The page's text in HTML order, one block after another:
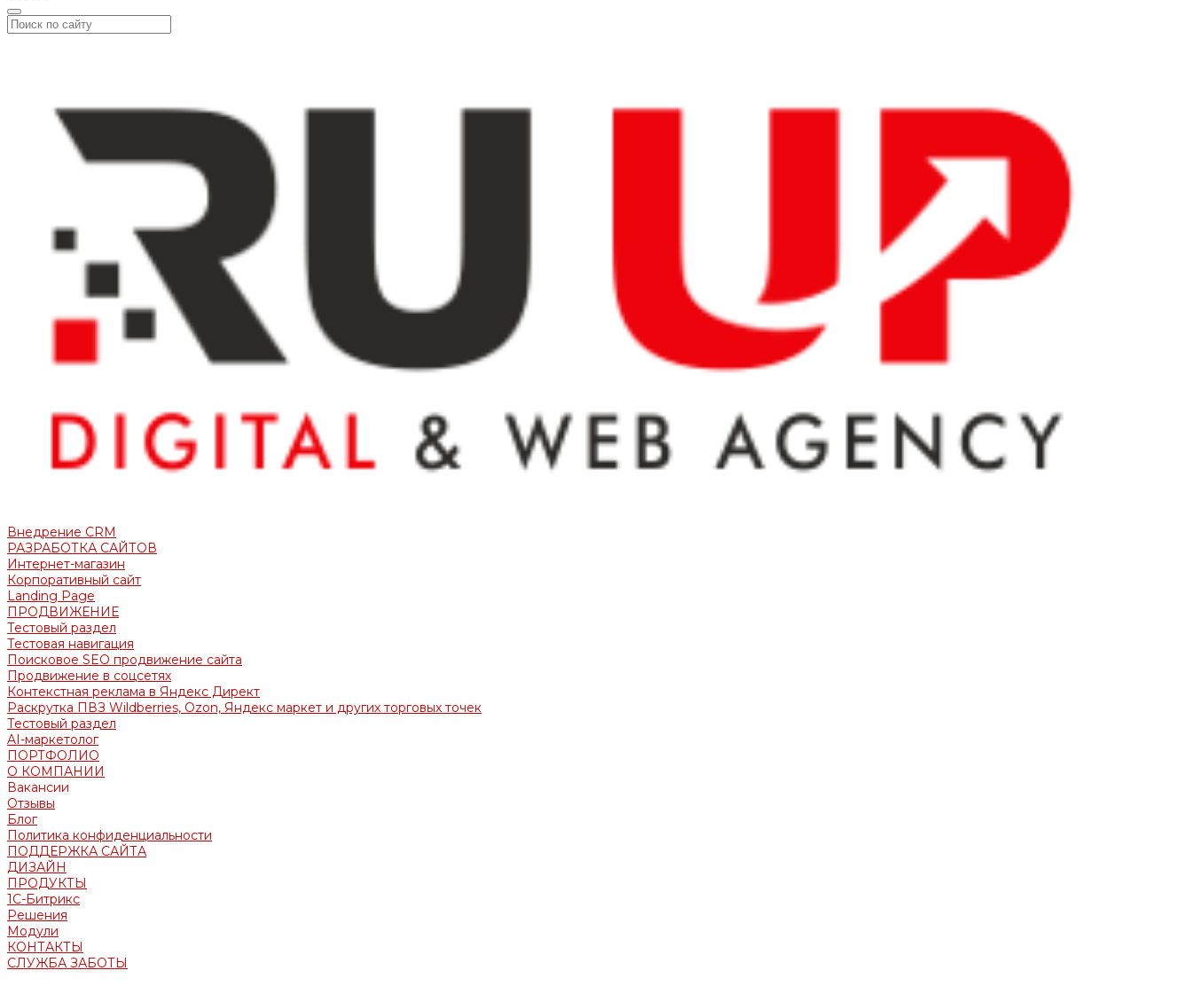
Внедрение CRM
РАЗРАБОТКА САЙТОВ
Интернет-магазин
Корпоративный сайт
Landing Page
ПРОДВИЖЕНИЕ
Тестовый раздел
Тестовая навигация
Поисковое SEO продвижение сайта
Продвижение в соцсетях
Контекстная реклама в Яндекс Директ
Раскрутка ПВЗ Wildberries, Ozon, Яндекс маркет и других торговых точек
Тестовый раздел
AI-маркетолог
ПОРТФОЛИО
О КОМПАНИИ
Вакансии
Отзывы
Блог
Политика конфиденциальности
ПОДДЕРЖКА САЙТА
ДИЗАЙН
ПРОДУКТЫ
1С-Битрикс
Решения
Модули
КОНТАКТЫ
СЛУЖБА ЗАБОТЫ